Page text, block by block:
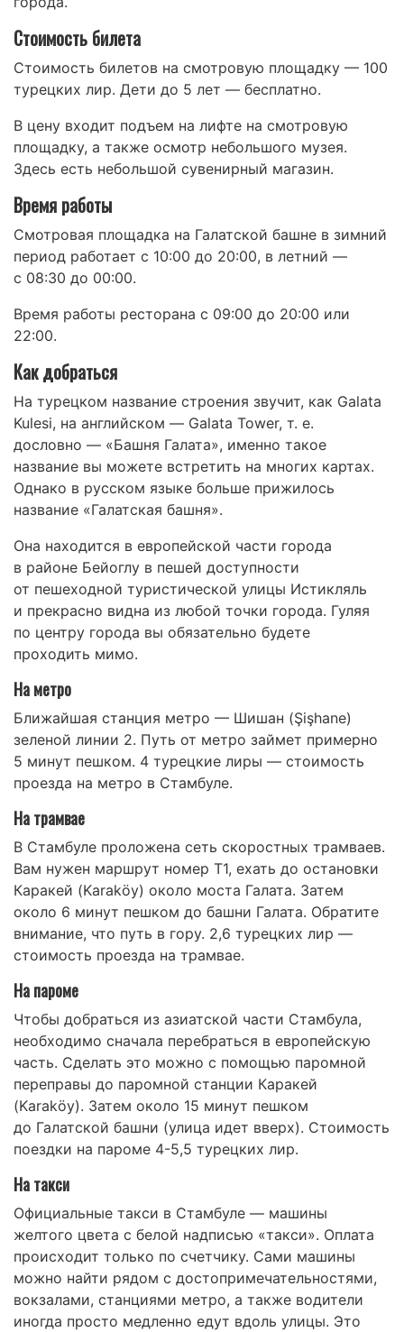
Стоимость билета
Стоимость билетов на смотровую площадку — 100
турецких лир. Дети до 5 лет — бесплатно.
В цену входит подъем на лифте на смотровую
площадку, а также осмотр небольшого музея.
Здесь есть небольшой сувенирный магазин.
Время работы
Смотровая площадка на Галатской башне в зимний
период работает с 10:00 до 20:00, в летний —
с 08:30 до 00:00.
Время работы ресторана с 09:00 до 20:00 или
22:00.
Как добраться
На турецком название строения звучит, как Galata
Kulesi, на английском — Galata Tower, т. е.
дословно — «Башня Галата», именно такое
название вы можете встретить на многих картах.
Однако в русском языке больше прижилось
название «Галатская башня».
Она находится в европейской части города
в районе Бейоглу в пешей доступности
от пешеходной туристической улицы Истикляль
и прекрасно видна из любой точки города. Гуляя
по центру города вы обязательно будете
проходить мимо.
На метро
Ближайшая станция метро — Шишан (Şişhane)
зеленой линии 2. Путь от метро займет примерно
5 минут пешком. 4 турецкие лиры — стоимость
проезда на метро в Стамбуле.
На трамвае
В Стамбуле проложена сеть скоростных трамваев.
Вам нужен маршрут номер T1, ехать до остановки
Каракей (Karaköy) около моста Галата. Затем
около 6 минут пешком до башни Галата. Обратите
внимание, что путь в гору. 2,6 турецких лир —
стоимость проезда на трамвае.
На пароме
Чтобы добраться из азиатской части Стамбула,
необходимо сначала перебраться в европейскую
часть. Сделать это можно с помощью паромной
переправы до паромной станции Каракей
(Karaköy). Затем около 15 минут пешком
до Галатской башни (улица идет вверх). Стоимость
поездки на пароме 4-5,5 турецких лир.
На такси
Официальные такси в Стамбуле — машины
желтого цвета с белой надписью «такси». Оплата
происходит только по счетчику. Сами машины
можно найти рядом с достопримечательностями,
вокзалами, станциями метро, а также водители
иногда просто медленно едут вдоль улицы. Это